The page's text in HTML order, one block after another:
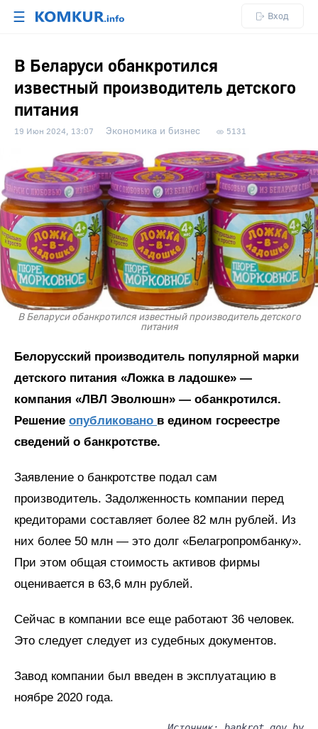
☰ Вход
В Беларуси обанкротился
известный производитель детского
питания
19 Июн 2024, 13:07 Экономика и бизнес 5131
В Беларуси обанкротился известный производитель детского
питания
Белорусский производитель популярной марки
детского питания «Ложка в ладошке» —
компания «ЛВЛ Эволюшн» — обанкротился.
Решение опубликовано в едином госреестре
сведений о банкротстве.
Заявление о банкротстве подал сам
производитель. Задолженность компании перед
кредиторами составляет более 82 млн рублей. Из
них более 50 млн — это долг «Белагропромбанку».
При этом общая стоимость активов фирмы
оценивается в 63,6 млн рублей.
Сейчас в компании все еще работают 36 человек.
Это следует следует из судебных документов.
Завод компании был введен в эксплуатацию в
ноябре 2020 года.